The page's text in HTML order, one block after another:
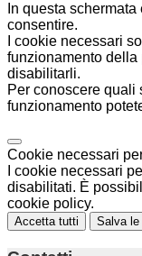
In questa
consentire.
I cookie necessari
funzionamento
disabilitarli.
Per conoscere quali
funzionamento
Cookie necessari
I cookie necessari
disabilitati. È
cookie policy.
Accetta tutti Salva le